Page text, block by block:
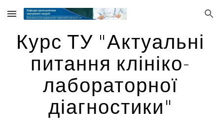
Skip to main content Skip to navigation
Курс ТУ "Актуальні
питання клініко-
лабораторної
діагностики"